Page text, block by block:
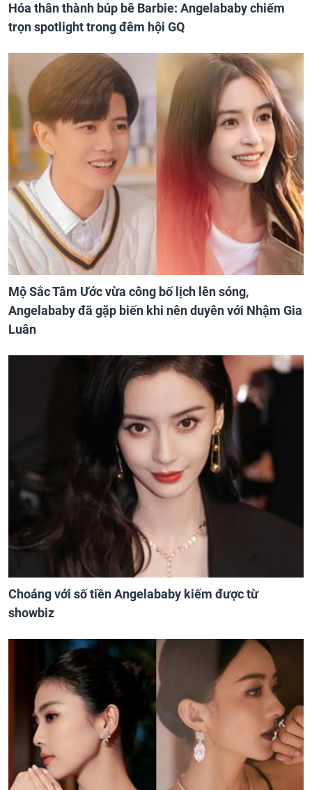
Hóa thân thành búp bê Barbie: Angelababy chiếm
trọn spotlight trong đêm hội GQ
Mộ Sắc Tâm Ước vừa công bố lịch lên sóng,
Angelababy đã gặp biến khi nên duyên với Nhậm Gia
Luân
Choáng với số tiền Angelababy kiếm được từ
showbiz